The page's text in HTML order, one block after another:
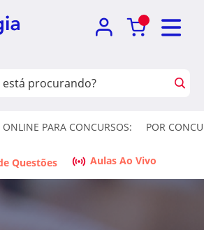
ONLINE PARA CONCURSOS: POR
Questões Aulas Ao Vivo